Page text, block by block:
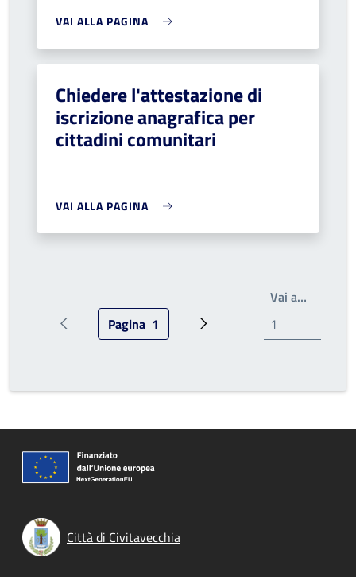
VAI ALLA PAGINA
Chiedere l'attestazione di
iscrizione anagrafica per
cittadini comunitari
VAI ALLA PAGINA
Pagina precedentePagina attuale
Pagina 1 Prossima pagina
Vai a…
Città di Civitavecchia